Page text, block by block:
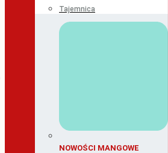
Tajemnica
NOWOŚCI MANGOWE